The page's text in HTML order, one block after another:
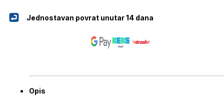
Jednostavan povrat unutar 14 dana
Opis